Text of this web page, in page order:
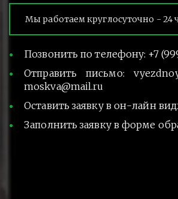
Мы работаем круглосуточно - 24
Позвонить по телефону: +7
Отправить письмо:
moskva@mail.ru
Оставить заявку в он-лайн
Заполнить заявку в форме